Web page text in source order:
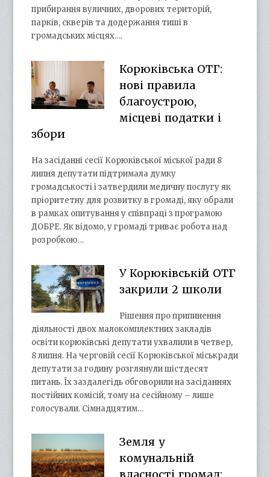
прибирання вуличних, дворових територій,
парків, скверів та додержання тиші в
громадських місцях….
Корюківська ОТГ:
нові правила
благоустрою,
місцеві податки і
збори
На засіданні сесії Корюківської міської ради 8
липня депутати підтримала думку
громадськості і затвердили медичну послугу як
пріоритетну для розвитку в громаді, яку обрали
в рамках опитування у співпраці з програмою
ДОБРЕ. Як відомо, у громаді триває робота над
розробкою…
У Корюківській ОТГ
закрили 2 школи
Рішення про припинення
діяльності двох малокомплектних закладів
освіти корюківські депутати ухвалили в четвер,
8 липня. На черговій сесії Корюківської міськради
депутати за годину розглянули шістдесят
питань. Їх заздалегідь обговорили на засіданнях
постійних комісій, тому на сесійному – лише
голосували. Сімнадцятим…
Земля у
комунальній
власності громад: